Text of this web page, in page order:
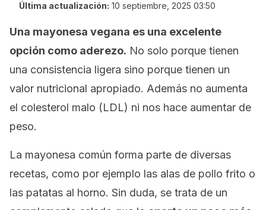
Última actualización: 10 septiembre, 2025 03:50
Una mayonesa vegana es una excelente
opción como aderezo. No solo porque tienen
una consistencia ligera sino porque tienen un
valor nutricional apropiado. Además no aumenta
el colesterol malo (LDL) ni nos hace aumentar de
peso.
La mayonesa común forma parte de diversas
recetas, como por ejemplo las alas de pollo frito o
las patatas al horno. Sin duda, se trata de un